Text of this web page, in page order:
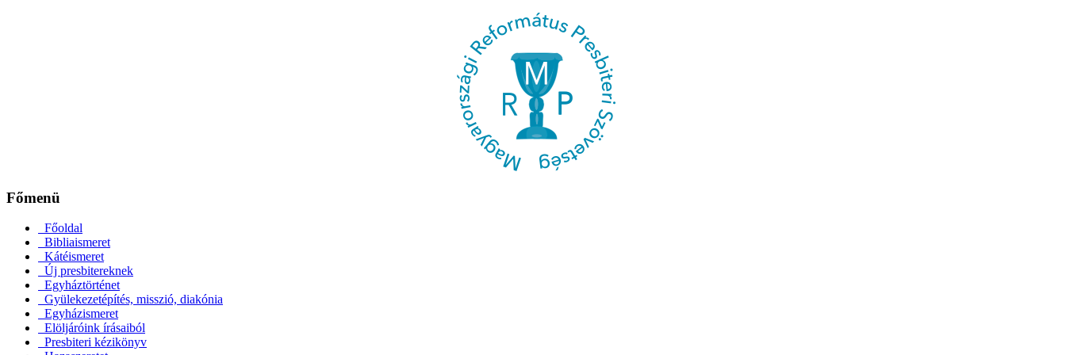
Főmenü
Főoldal
Bibliaismeret
Kátéismeret
Új presbitereknek
Egyháztörténet
Gyülekezetépítés, misszió, diakónia
Egyházismeret
Elöljáróink írásaiból
Presbiteri kézikönyv